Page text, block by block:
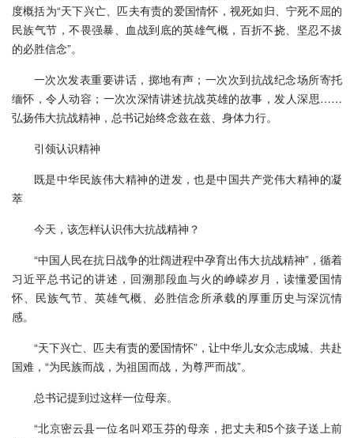
度概括为“天下兴亡、匹夫有责的爱国情怀，视死如归、宁死不屈的
民族气节，不畏强暴、血战到底的英雄气概，百折不挠、坚忍不拔
的必胜信念”。
一次次发表重要讲话，掷地有声；一次次到抗战纪念场所寄托
缅怀，令人动容；一次次深情讲述抗战英雄的故事，发人深思……
弘扬伟大抗战精神，总书记始终念兹在兹、身体力行。
引领认识精神
既是中华民族伟大精神的迸发，也是中国共产党伟大精神的凝
萃
今天，该怎样认识伟大抗战精神？
“中国人民在抗日战争的壮阔进程中孕育出伟大抗战精神”，循着
习近平总书记的讲述，回溯那段血与火的峥嵘岁月，读懂爱国情
怀、民族气节、英雄气概、必胜信念所承载的厚重历史与深沉情
感。
“天下兴亡、匹夫有责的爱国情怀”，让中华儿女众志成城、共赴
国难，“为民族而战，为祖国而战，为尊严而战”。
总书记提到过这样一位母亲。
“北京密云县一位名叫邓玉芬的母亲，把丈夫和5个孩子送上前